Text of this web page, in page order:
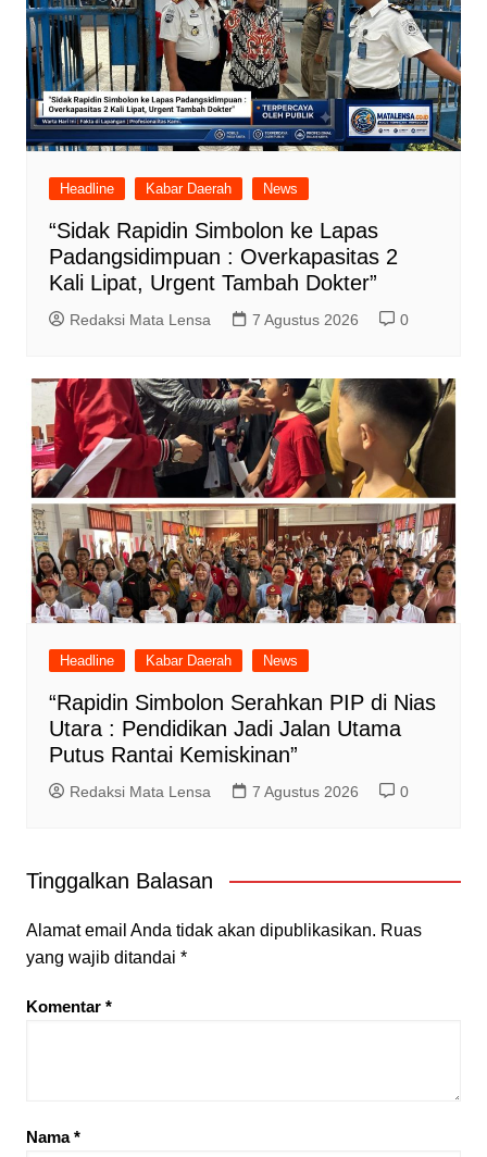
Headline Kabar Daerah News
“Sidak Rapidin Simbolon ke Lapas
Padangsidimpuan : Overkapasitas 2
Kali Lipat, Urgent Tambah Dokter”
Redaksi Mata Lensa 7 Agustus 2026 0
Headline Kabar Daerah News
“Rapidin Simbolon Serahkan PIP di Nias
Utara : Pendidikan Jadi Jalan Utama
Putus Rantai Kemiskinan”
Redaksi Mata Lensa 7 Agustus 2026 0
Tinggalkan Balasan
Alamat email Anda tidak akan dipublikasikan. Ruas
yang wajib ditandai *
Komentar *
Nama*